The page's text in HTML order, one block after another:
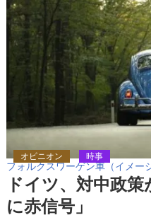
フォルクスワーゲン車（イメージ
オピニオン 時事
ドイツ、対中政
に赤信号」